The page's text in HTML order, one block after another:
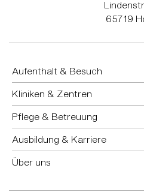
65719
Aufenthalt & Besuch
Kliniken & Zentren
Pflege & Betreuung
Ausbildung & Karriere
Über uns